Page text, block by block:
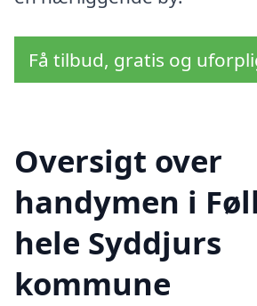
Få tilbud, gratis og
Oversigt over
handymen i
hele Syddjurs
kommune